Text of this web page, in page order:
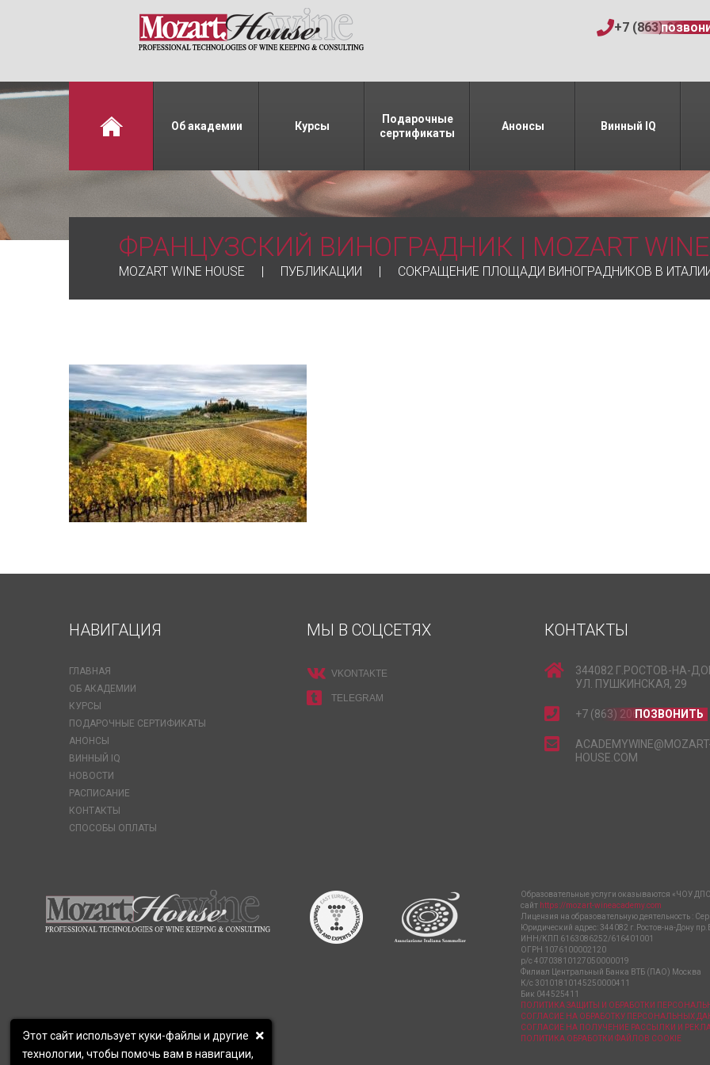
+7 (863) 206-
Об академии Курсы
Подарочные
сертификаты
Анонсы Винный IQ
ФРАНЦУЗСКИЙ ВИНОГРАДНИК | MOZART WINE
MOZART WINE HOUSE ПУБЛИКАЦИИ СОКРАЩЕНИЕ ПЛОЩАДИ ВИНОГРАДНИКОВ В
НАВИГАЦИЯ
ГЛАВНАЯ
ОБ АКАДЕМИИ
КУРСЫ
ПОДАРОЧНЫЕ СЕРТИФИКАТЫ
АНОНСЫ
ВИННЫЙ IQ
НОВОСТИ
РАСПИСАНИЕ
КОНТАКТЫ
СПОСОБЫ ОПЛАТЫ
МЫ В СОЦСЕТЯХ
VKONTAKTE
TELEGRAM
КОНТАКТЫ
344082 Г.РОСТОВ-НА-
УЛ. ПУШКИНСКАЯ, 29
+7 (863) 206-15-15
ПОЗВОНИТЬ
HOUSE.COM
Образовательные услуги оказываются «ЧОУ
сайт https://mozart-wineacademy.com
Лицензия на образовательную деятельность :
Юридический адрес: 344082 г.Ростов-на-Дону
ИНН/КПП 6163086252/616401001
ОГРН 1076100002120
р/с 40703810127050000019
Филиал Центральный Банка ВТБ (ПАО) Москва
К/с 30101810145250000411
Бик 044525411
ПОЛИТИКА ЗАЩИТЫ И ОБРАБОТКИ
СОГЛАСИЕ НА ОБРАБОТКУ ПЕРСОНАЛЬНЫХ
СОГЛАСИЕ НА ПОЛУЧЕНИЕ РАССЫЛКИ И
ПОЛИТИКА ОБРАБОТКИ ФАЙЛОВ COOKIE
Этот сайт использует куки-файлы и другие
технологии, чтобы помочь вам в навигации,